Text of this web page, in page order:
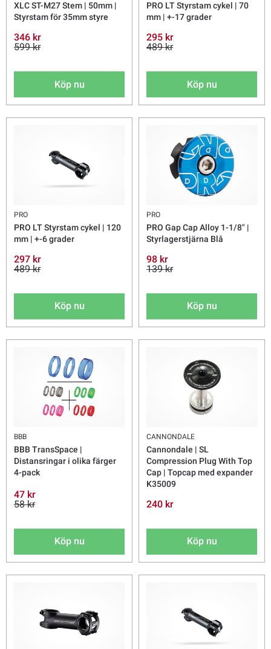
XLC ST-M27 Stem | 50mm |
Styrstam för 35mm styre
346 kr
599 kr
Köp nu
PRO LT Styrstam cykel | 70
mm | +-17 grader
295 kr
489 kr
Köp nu
PRO
PRO LT Styrstam cykel | 120
mm | +-6 grader
297 kr
489 kr
Köp nu
PRO
PRO Gap Cap Alloy 1-1/8" |
Styrlagerstjärna Blå
98 kr
139 kr
Köp nu
BBB
BBB TransSpace |
Distansringar i olika färger
4-pack
47 kr
58 kr
Köp nu
CANNONDALE
Cannondale | SL
Compression Plug With Top
Cap | Topcap med expander
K35009
240 kr
Köp nu